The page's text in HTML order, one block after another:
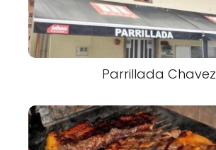
Parrillada Chavez